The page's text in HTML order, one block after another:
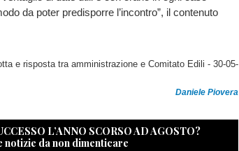
da poter predisporre l’incontro”, il contenuto
e risposta tra amministrazione e Comitato Edili - 30-05-
Daniele Piovera
L’ANNO SCORSO AD AGOSTO?
da non dimenticare